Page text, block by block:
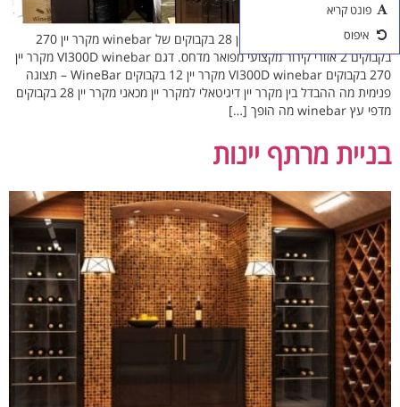
אביזרים ליין
כוסות יין
דברים שכדאי לדעת על מקרר יין 28 בקבוקים של winebar מקרר יין 270
בקבוקים 2 אזורי קירור מקצועי מפואר מדחס. דגם VI300D winebar מקרר יין
270 בקבוקים VI300D winebar מקרר יין 12 בקבוקים WineBar – תצוגה
פנימית מה ההבדל בין מקרר יין דיגיטאלי למקרר יין מכאני מקרר יין 28 בקבוקים
מדפי עץ winebar מה הופך […]
בניית מרתף יינות
פונט קריא
איפוס